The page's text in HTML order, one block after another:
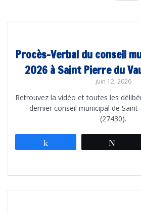
Procès-Verbal du conseil
2026 à Saint Pierre du
juin 12, 2026
Retrouvez la vidéo et toutes les
dernier conseil municipal de
(27430).